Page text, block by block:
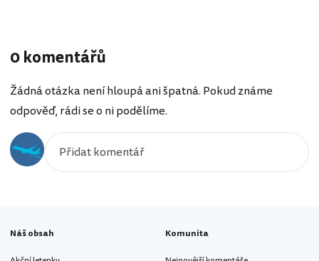
0 komentářů
Žádná otázka není hloupá ani špatná. Pokud známe
odpověď, rádi se o ni podělíme.
Náš obsah Komunita